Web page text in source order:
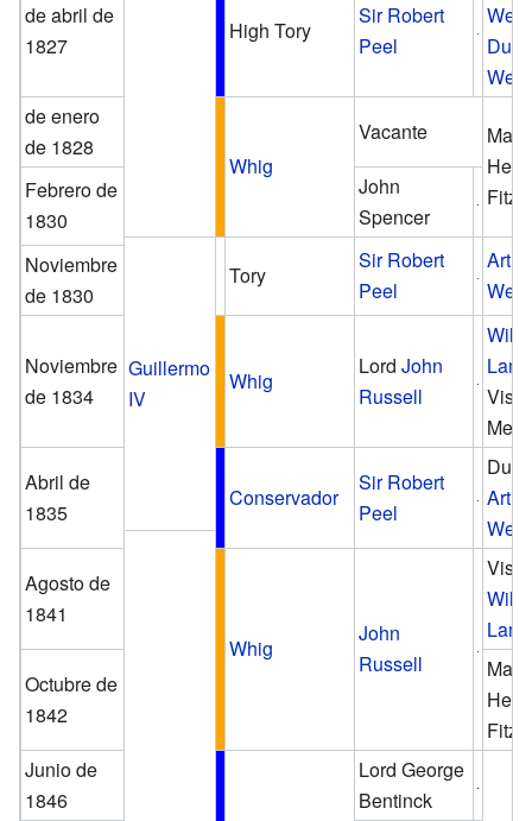
de abril de
1827
High Tory
Sir Robert
Peel
de enero
de 1828
Whig
Vacante
Febrero de
1830
John
Spencer
Guillermo
IV
Tory
Sir Robert
Peel
Noviembre
de 1830
Noviembre
de 1834
Whig
LordJohn
Russell
Abril de
1835
Conservador
Sir Robert
Peel
Agosto de
1841
Whig
John
Russell
Octubre de
1842
Junio de
1846
Lord George
Bentinck